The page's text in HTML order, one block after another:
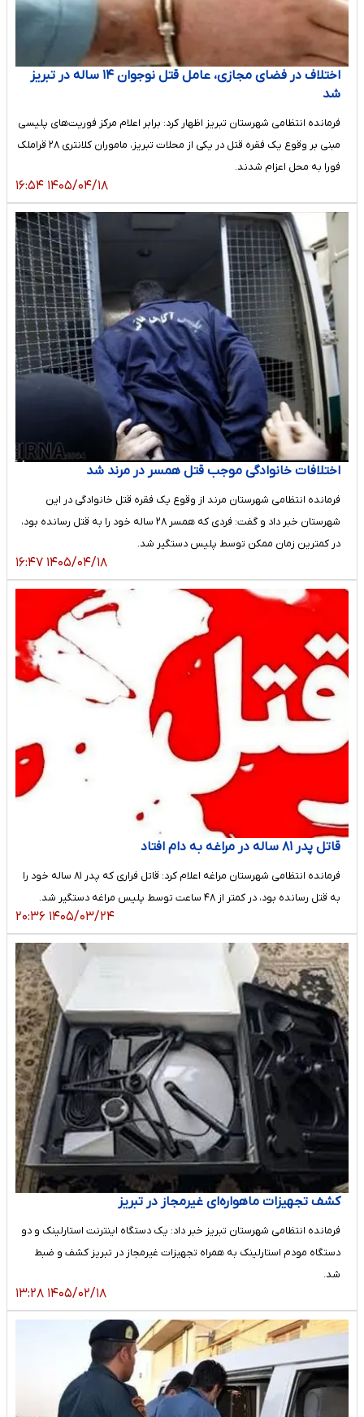
اختلاف در فضای مجازی، عامل قتل نوجوان ۱۴ ساله در تبریز
شد
فرمانده انتظامی شهرستان تبریز اظهار کرد: برابر اعلام مرکز فوریت‌های پلیسی
مبنی بر وقوع یک فقره قتل در یکی از محلات تبریز، ماموران کلانتری ۲۸ قراملک
فورا به محل اعزام شدند.
۱۴۰۵/۰۴/۱۸ ۱۶:۵۴
اختلافات خانوادگی موجب قتل همسر در مرند شد
فرمانده انتظامی شهرستان مرند از وقوع یک فقره قتل خانوادگی در این
شهرستان خبر داد و گفت: فردی که همسر ۲۸ ساله خود را به قتل رسانده بود،
در کمترین زمان ممکن توسط پلیس دستگیر شد.
۱۴۰۵/۰۴/۱۸ ۱۶:۴۷
قاتل پدر ۸۱ ساله در مراغه به دام افتاد
فرمانده انتظامی شهرستان مراغه اعلام کرد: قاتل فراری که پدر ۸۱ ساله خود را
به قتل رسانده بود، در کمتر از ۴۸ ساعت توسط پلیس مراغه دستگیر شد.
۱۴۰۵/۰۳/۲۴ ۲۰:۳۶
کشف تجهیزات ماهواره‌ای غیرمجاز در تبریز
فرمانده انتظامی شهرستان تبریز خبر داد: یک دستگاه اینترنت استارلینک و دو
دستگاه مودم استارلینک به همراه تجهیزات غیرمجاز در تبریز کشف و ضبط
شد.
۱۴۰۵/۰۲/۱۸ ۱۳:۲۸